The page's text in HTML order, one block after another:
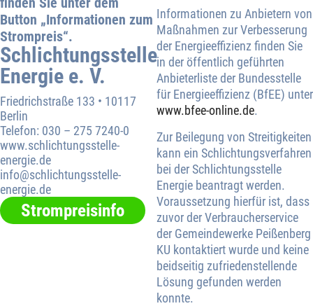
Button „Informationen zum
Strompreis“.
Schlichtungsstelle
Energie e. V.
Friedrichstraße 133 • 10117
Berlin
Telefon: 030 – 275 7240-0
www.schlichtungsstelle-
energie.de
info@schlichtungsstelle-
energie.de
Strompreisinfo
Informationen zu Anbietern von
Maßnahmen zur Verbesserung
der Energieeffizienz finden Sie
in der öffentlich geführten
Anbieterliste der Bundesstelle
für Energieeffizienz (BfEE) unter
www.bfee-online.de.
Zur Beilegung von Streitigkeiten
kann ein Schlichtungsverfahren
bei der Schlichtungsstelle
Energie beantragt werden.
Voraussetzung hierfür ist, dass
zuvor der Verbraucherservice
der Gemeindewerke Peißenberg
KU kontaktiert wurde und keine
beidseitig zufriedenstellende
Lösung gefunden werden
konnte.